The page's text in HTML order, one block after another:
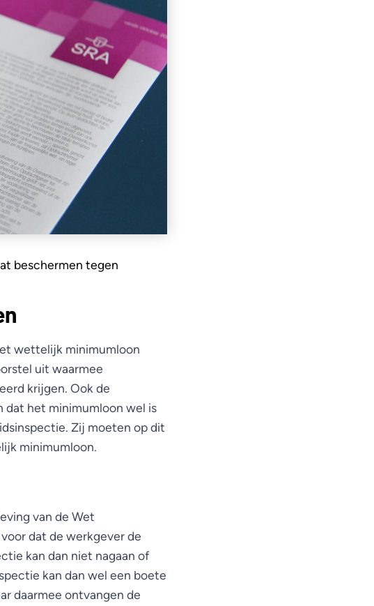
beschermen tegen
wettelijk minimumloon
uit waarmee
krijgen. Ook de
dat het minimumloon wel is
Zij moeten op dit
minimumloon.
van de Wet
dat de werkgever de
kan dan niet nagaan of
kan dan wel een boete
daarmee ontvangen de